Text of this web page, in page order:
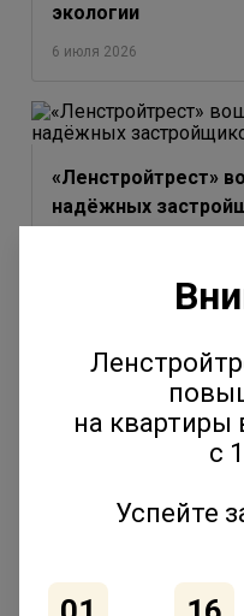
экологии
6 июля 2026
«Ленстройтрест»
надёжных
Юлия Молчанова
«Движение» с
на
с
Успейте